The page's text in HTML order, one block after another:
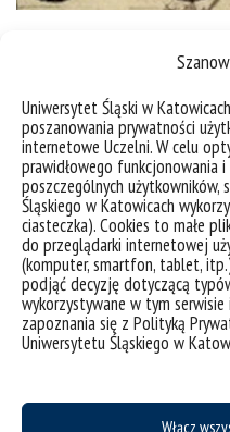
Uniwersytet Śląski w
poszanowania prywatności
internetowe Uczelni. W celu
prawidłowego funkcjonowania
poszczególnych
Śląskiego w Katowicach
ciasteczka). Cookies to małe
do przeglądarki internetowej
(komputer, smartfon, tablet,
podjąć decyzję dotyczącą
wykorzystywane w tym
zapoznania się z Polityką
Uniwersytetu Śląskiego w
Włącz
deklaracja dostępności